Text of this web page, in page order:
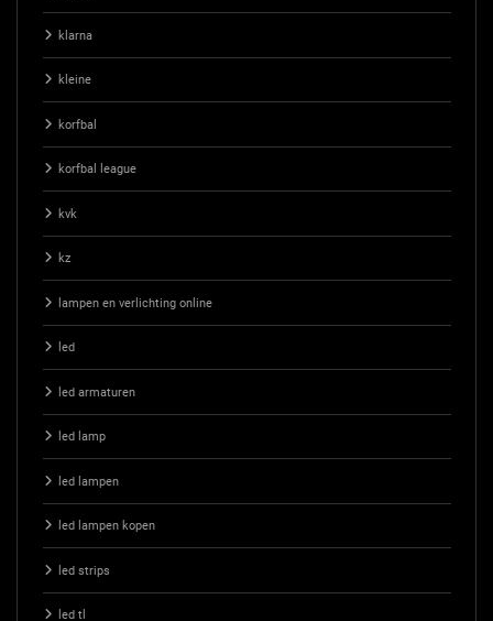
klarna
kleine
korfbal
korfbal league
kvk
kz
lampen en verlichting online
led
led armaturen
led lamp
led lampen
led lampen kopen
led strips
led tl